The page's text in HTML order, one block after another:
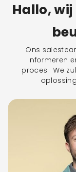
Hallo,
Ons
informeren
proces. We